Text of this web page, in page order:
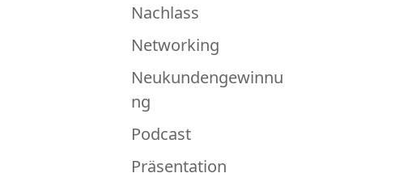
Nachlass
Networking
Neukundengewinnu
ng
Podcast
Präsentation